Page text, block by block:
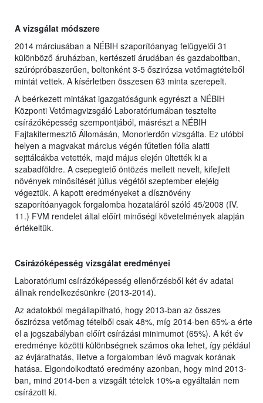
A vizsgálat módszere
2014 márciusában a NÉBIH szaporítóanyag felügyelői 31
különböző áruházban, kertészeti árudában és gazdaboltban,
szúrópróbaszerűen, boltonként 3-5 őszirózsa vetőmagtételből
mintát vettek. A kísérletben összesen 63 minta szerepelt.
A beérkezett mintákat igazgatóságunk egyrészt a NÉBIH
Központi Vetőmagvizsgáló Laboratóriumában tesztelte
csírázóképesség szempontjából, másrészt a NÉBIH
Fajtakitermesztő Állomásán, Monorierdőn vizsgálta. Ez utóbbi
helyen a magvakat március végén fűtetlen fólia alatti
sejttálcákba vetették, majd május elején ültették ki a
szabadföldre. A csepegtető öntözés mellett nevelt, kifejlett
növények minősítését július végétől szeptember elejéig
végeztük. A kapott eredményeket a dísznövény
szaporítóanyagok forgalomba hozataláról szóló 45/2008 (IV.
11.) FVM rendelet által előírt minőségi követelmények alapján
értékeltük.
Csírázóképesség vizsgálat eredményei
Laboratóriumi csírázóképesség ellenőrzésből két év adatai
állnak rendelkezésünkre (2013-2014).
Az adatokból megállapítható, hogy 2013-ban az összes
őszirózsa vetőmag tételből csak 48%, míg 2014-ben 65%-a érte
el a jogszabályban előírt csírázási minimumot (65%). A két év
eredménye közötti különbségnek számos oka lehet, így például
az évjárathatás, illetve a forgalomban lévő magvak korának
hatása. Elgondolkodtató eredmény azonban, hogy mind 2013-
ban, mind 2014-ben a vizsgált tételek 10%-a egyáltalán nem
csírázott ki.